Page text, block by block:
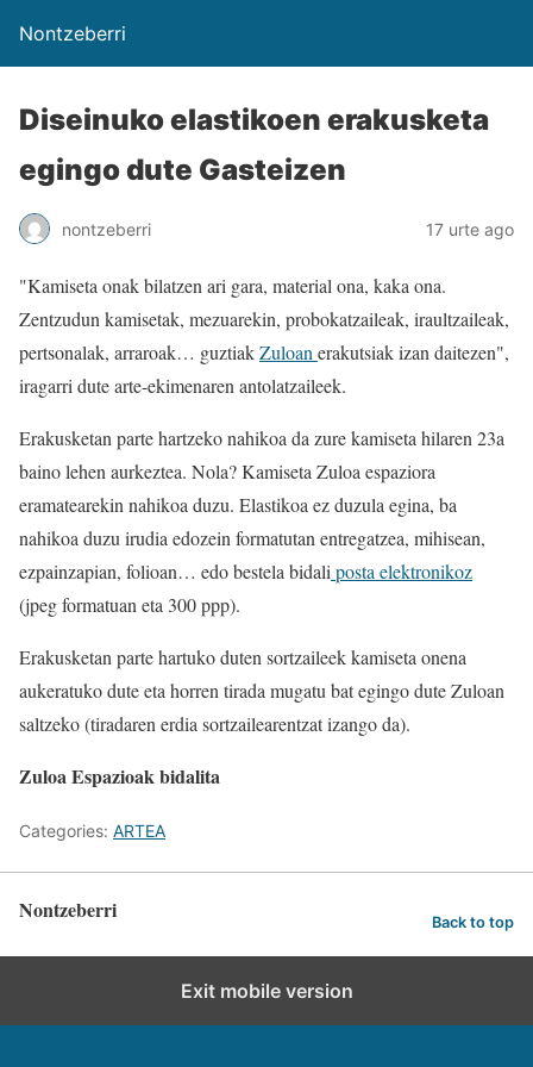
Nontzeberri
Diseinuko elastikoen erakusketa
egingo dute Gasteizen
nontzeberri 17 urte ago
"Kamiseta onak bilatzen ari gara, material ona, kaka ona.
Zentzudun kamisetak, mezuarekin, probokatzaileak, iraultzaileak,
pertsonalak, arraroak… guztiakZuloan erakutsiak izan daitezen",
iragarri dute arte-ekimenaren antolatzaileek.
Erakusketan parte hartzeko nahikoa da zure kamiseta hilaren 23a
baino lehen aurkeztea. Nola? Kamiseta Zuloa espaziora
eramatearekin nahikoa duzu. Elastikoa ez duzula egina, ba
nahikoa duzu irudia edozein formatutan entregatzea, mihisean,
ezpainzapian, folioan… edo bestela bidali posta elektronikoz
(jpeg formatuan eta 300 ppp).
Erakusketan parte hartuko duten sortzaileek kamiseta onena
aukeratuko dute eta horren tirada mugatu bat egingo dute Zuloan
saltzeko (tiradaren erdia sortzailearentzat izango da).
Zuloa Espazioak bidalita
Categories: ARTEA
Nontzeberri Back to top
Exit mobile version